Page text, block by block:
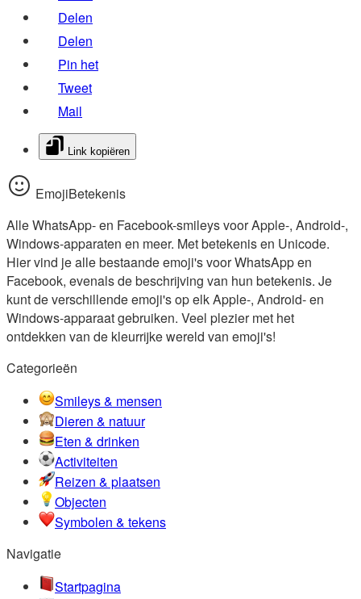
Delen
Delen
Pin het
Tweet
Mail
Link kopiëren
EmojiBetekenis
Alle WhatsApp- en Facebook-smileys voor Apple-, Android-,
Windows-apparaten en meer. Met betekenis en Unicode.
Hier vind je alle bestaande emoji's voor WhatsApp en
Facebook, evenals de beschrijving van hun betekenis. Je
kunt de verschillende emoji's op elk Apple-, Android- en
Windows-apparaat gebruiken. Veel plezier met het
ontdekken van de kleurrijke wereld van emoji's!
Categorieën
Smileys & mensen
Dieren & natuur
Eten & drinken
Activiteiten
Reizen & plaatsen
Objecten
Symbolen & tekens
Navigatie
Startpagina